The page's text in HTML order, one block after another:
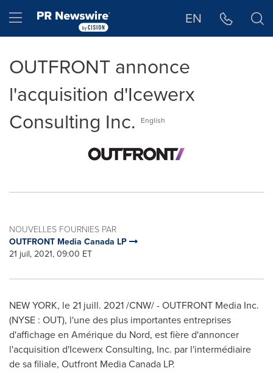
Hamburger menu EN
OUTFRONT annonce
l'acquisition d'Icewerx
Consulting Inc.
English
NOUVELLES FOURNIES PAR
OUTFRONT Media Canada LP
21 juil, 2021, 09:00 ET
NEW YORK, le 21 juill. 2021/CNW/ - OUTFRONT Media Inc.
(NYSE : OUT), l'une des plus importantes entreprises
d'affichage en Amérique du Nord, est fière d'annoncer
l'acquisition d'Icewerx Consulting, Inc. par l'intermédiaire
de sa filiale, Outfront Media Canada LP.